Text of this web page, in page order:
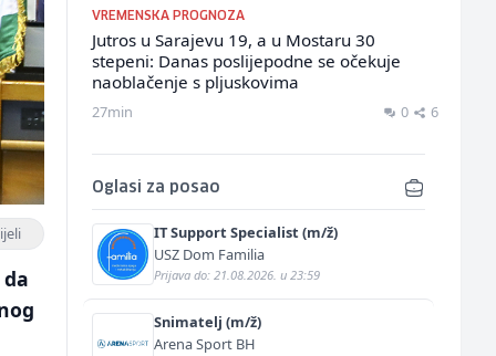
VREMENSKA PROGNOZA
Jutros u Sarajevu 19, a u Mostaru 30
stepeni: Danas poslijepodne se očekuje
naoblačenje s pljuskovima
27min 0 6
Oglasi za posao
IT Support Specialist (m/ž)
USZ Dom Familia
Prijava do: 21.08.2026. u 23:59
Snimatelj (m/ž)
Arena Sport BH